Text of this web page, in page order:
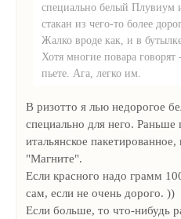
специально белый Плувиум
стакан из чего-то более
Жалко вроде как, и в
Хотя многие повара говорят
пьете. Ага, легко им.
В ризотто я лью недорогое
специально для него.
итальянское
"Магните".
Если красного надо грамм
сам, если не очень дорого. ))
Если больше, то что-нибудь